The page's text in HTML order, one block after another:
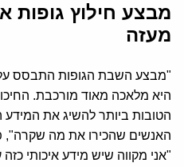
מבצע חילוץ גופות
מעזה
"מבצע השבת הגופות התבסס על
היא מלאכה מאוד מורכבת.
הטובות ביותר להשיג את
האנשים שהכירו את מה שקרה",
"אני מקווה שיש מידע איכותי